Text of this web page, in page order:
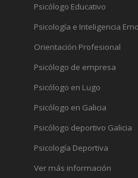
Psicólogo Educativo
Psicología e Inteligencia
Orientación Profesional
Psicólogo de empresa
Psicólogo en Lugo
Psicólogo en Galicia
Psicólogo deportivo Galicia
Psicología Deportiva
Ver más información